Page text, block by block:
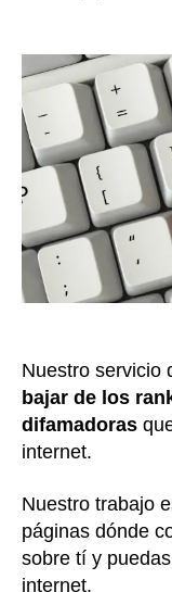
entrada
Nuestro servicio
bajar de los
difamadoras
internet.
Nuestro trabajo
páginas dónde
sobre tí y
internet.